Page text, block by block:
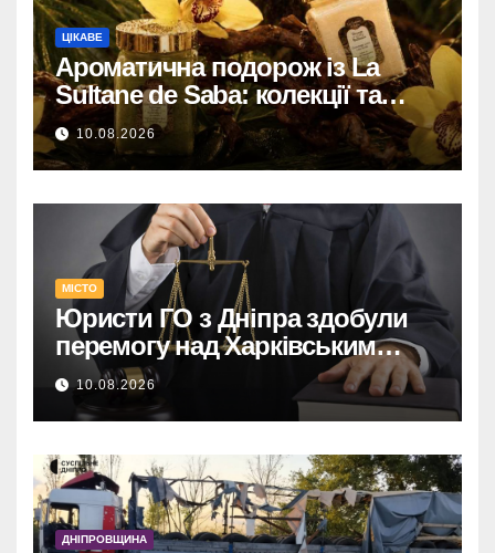
ЦІКАВЕ
Ароматична подорож із La
Sultane de Saba: колекції та
ритуали в каталозі Космі
10.08.2026
МІСТО
Юристи ГО з Дніпра здобули
перемогу над Харківським
адмінсудом у Верховному Суді.
10.08.2026
ДНІПРОВЩИНА